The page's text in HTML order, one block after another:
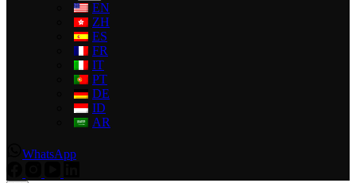
EN
ZH
ES
FR
IT
PT
DE
ID
AR
WhatsApp